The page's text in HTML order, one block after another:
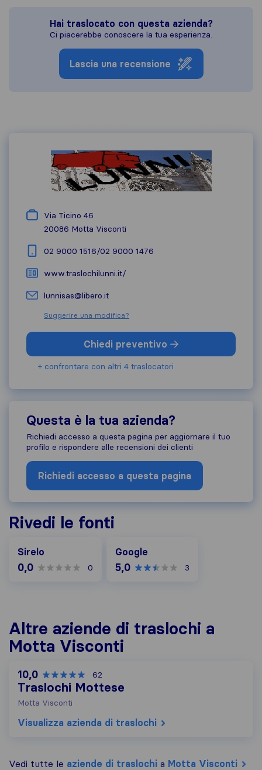
Hai traslocato con questa azienda?
Ci piacerebbe conoscere la tua esperienza.
Lascia una recensione
Via Ticino 46
20086 Motta Visconti
02 9000 1516/02 9000 1476
www.traslochilunni.it/
lunnisas@libero.it
Suggerire una modifica?
Chiedi preventivo
+ confrontare con altri 4 traslocatori
Questa è la tua azienda?
Richiedi accesso a questa pagina per aggiornare il tuo
profilo e rispondere alle recensioni dei clienti
Richiedi accesso a questa pagina
Rivedi le fonti
Sirelo
0,0 0
Google
5,0 3
Altre aziende di traslochi a
Motta Visconti
10,0 62
Traslochi Mottese
Motta Visconti
Visualizza azienda di traslochi
Vedi tutte le aziende di traslochi a Motta Visconti